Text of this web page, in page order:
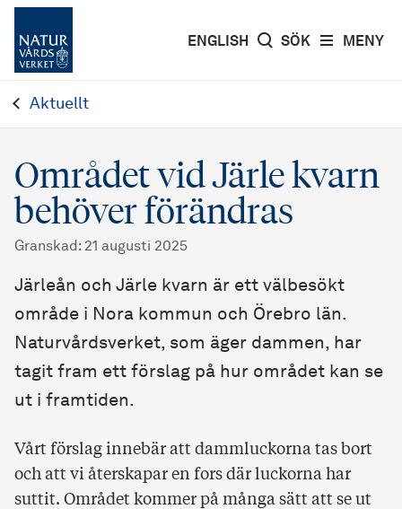
MENY
ENGLISH SÖK
Aktuellt
Området vid Järle kvarn
behöver förändras
Granskad : 21 augusti 2025
Järleån och Järle kvarn är ett välbesökt
område i Nora kommun och Örebro län.
Naturvårdsverket, som äger dammen, har
tagit fram ett förslag på hur området kan se
ut i framtiden.
Vårt förslag innebär att dammluckorna tas bort
och att vi återskapar en fors där luckorna har
suttit. Området kommer på många sätt att se ut